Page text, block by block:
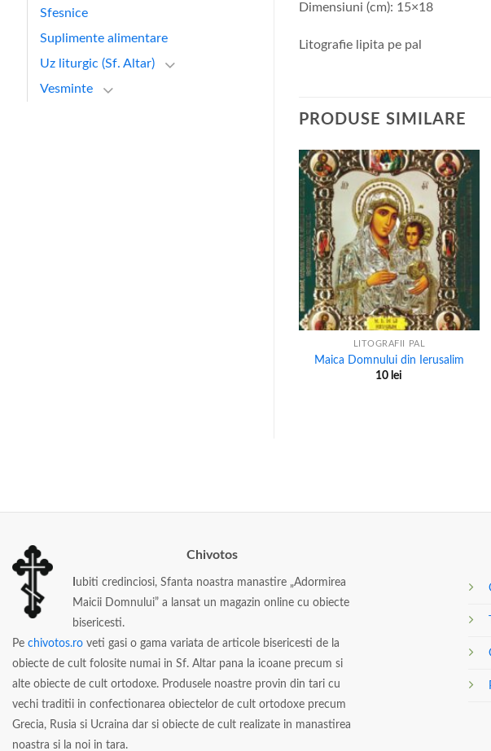
Sfesnice
Suplimente alimentare
Uz liturgic (Sf. Altar)
Vesminte
Dimensiuni (cm): 15×18
Litografie lipita pe pal
PRODUSE SIMILARE
+
LITOGRAFII PAL
Maica Domnului din Ierusalim
10 lei
Chivotos
ubiti credinciosi, Sfanta noastra manastire „Adormirea
Maicii Domnului” a lansat un magazin online cu obiecte
bisericesti.
Pe chivotos.ro veti gasi o gama variata de articole bisericesti de la
obiecte de cult folosite numai in Sf. Altar pana la icoane precum si
alte obiecte de cult ortodoxe. Produsele noastre provin din tari cu
vechi traditii in confectionarea obiectelor de cult ortodoxe precum
Grecia, Rusia si Ucraina dar si obiecte de cult realizate in manastirea
noastra si la noi in tara.